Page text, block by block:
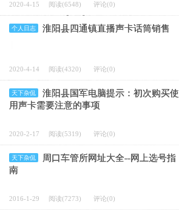
2020-4-15 阅读(6548) 评论(0)
个人日志 淮阳县四通镇直播声卡话筒销售
2020-4-14 阅读(4320) 评论(0)
天下杂侃
淮阳县国军电脑提示：初次购买使
用声卡需要注意的事项
2020-2-17 阅读(5319) 评论(0)
天下杂侃
周口车管所网址大全--网上选号指
南
2016-1-29 阅读(7273) 评论(0)